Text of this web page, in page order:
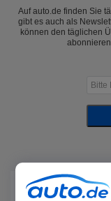
Auf auto.de finden Sie
gibt es auch als
können den täglichen